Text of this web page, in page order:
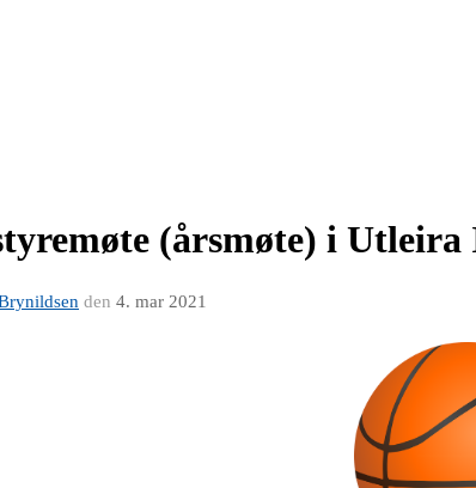
(årsmøte) i Utleira
den 4. mar 2021